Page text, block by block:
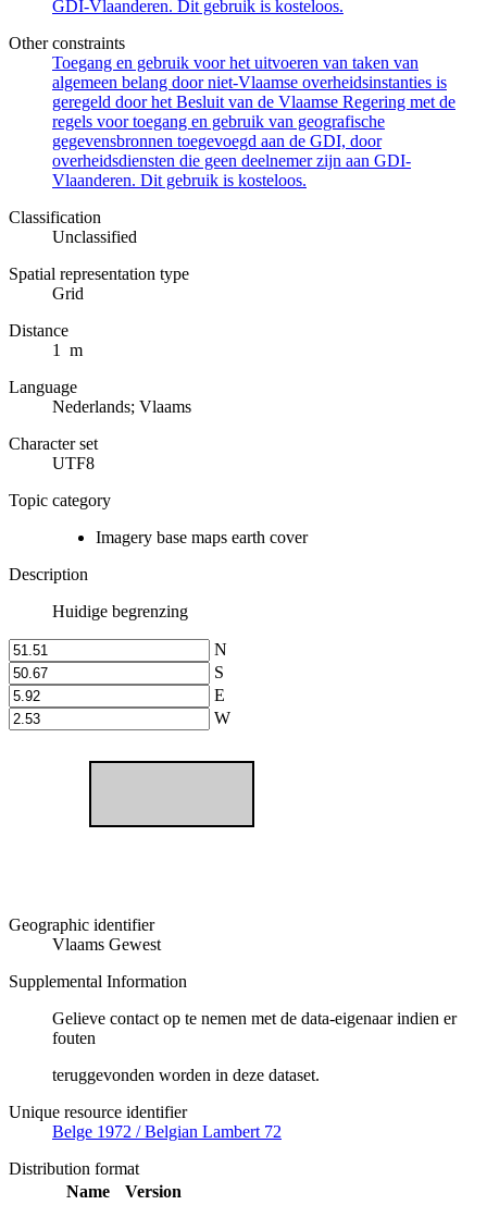
GDI-Vlaanderen. Dit gebruik is kosteloos.
Other constraints
Toegang en gebruik voor het uitvoeren van taken van
algemeen belang door niet-Vlaamse overheidsinstanties is
geregeld door het Besluit van de Vlaamse Regering met de
regels voor toegang en gebruik van geografische
gegevensbronnen toegevoegd aan de GDI, door
overheidsdiensten die geen deelnemer zijn aan GDI-
Vlaanderen. Dit gebruik is kosteloos.
Classification
Unclassified
Spatial representation type
Grid
Distance
1 m
Language
Nederlands; Vlaams
Character set
UTF8
Topic category
Imagery base maps earth cover
Description
Huidige begrenzing
N
S
E
W
Geographic identifier
Vlaams Gewest
Supplemental Information
Gelieve contact op te nemen met de data-eigenaar indien er
fouten
teruggevonden worden in deze dataset.
Unique resource identifier
Belge 1972 / Belgian Lambert 72
Distribution format
Name
Version